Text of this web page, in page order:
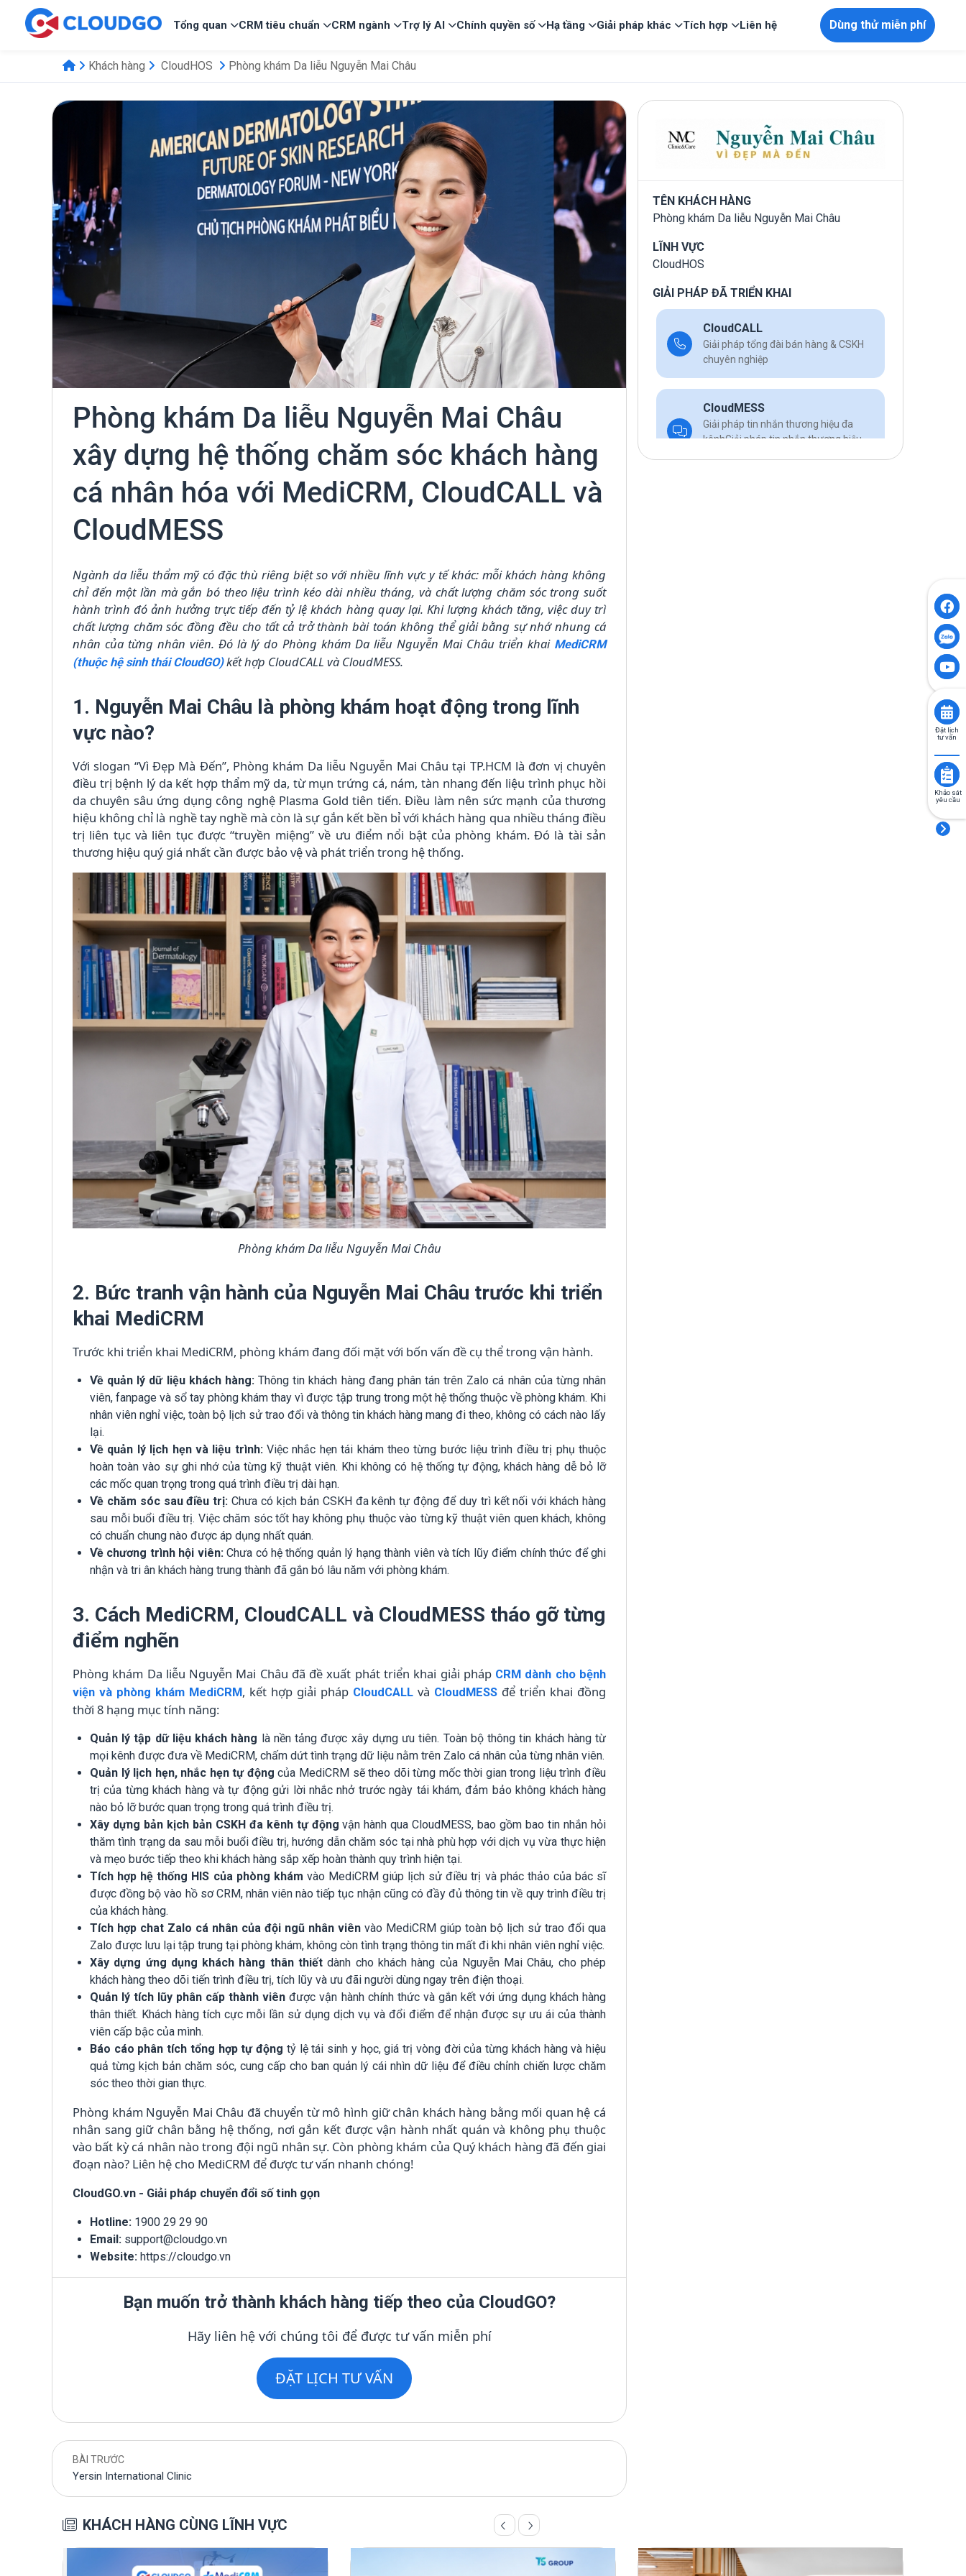
Tổng quan CRM tiêu chuẩn CRM ngành Trợ lý AI Chính quyền số Hạ tầng Giải pháp khác Tích hợp Liên hệ Dùng thử miễn phí
Khách hàng CloudHOS Phòng khám Da liễu Nguyễn Mai Châu
Phòng khám Da liễu Nguyễn Mai Châu
xây dựng hệ thống chăm sóc khách hàng
cá nhân hóa với MediCRM, CloudCALL và
CloudMESS
Ngành da liễu thẩm mỹ có đặc thù riêng biệt so với nhiều lĩnh vực y tế khác: mỗi khách hàng không
chỉ đến một lần mà gắn bó theo liệu trình kéo dài nhiều tháng, và chất lượng chăm sóc trong suốt
hành trình đó ảnh hưởng trực tiếp đến tỷ lệ khách hàng quay lại. Khi lượng khách tăng, việc duy trì
chất lượng chăm sóc đồng đều cho tất cả trở thành bài toán không thể giải bằng sự nhớ nhung cá
nhân của từng nhân viên. Đó là lý do Phòng khám Da liễu Nguyễn Mai Châu triển khai MediCRM
(thuộc hệ sinh thái CloudGO)kết hợp CloudCALL và CloudMESS.
1. Nguyễn Mai Châu là phòng khám hoạt động trong lĩnh
vực nào?
Với slogan “Vì Đẹp Mà Đến”, Phòng khám Da liễu Nguyễn Mai Châu tại TP.HCM là đơn vị chuyên
điều trị bệnh lý da kết hợp thẩm mỹ da, từ mụn trứng cá, nám, tàn nhang đến liệu trình phục hồi
da chuyên sâu ứng dụng công nghệ Plasma Gold tiên tiến. Điều làm nên sức mạnh của thương
hiệu không chỉ là nghề tay nghề mà còn là sự gắn kết bền bỉ với khách hàng qua nhiều tháng điều
trị liên tục và liên tục được “truyền miệng” về ưu điểm nổi bật của phòng khám. Đó là tài sản
thương hiệu quý giá nhất cần được bảo vệ và phát triển trong hệ thống.
Phòng khám Da liễu Nguyễn Mai Châu
2. Bức tranh vận hành của Nguyễn Mai Châu trước khi triển
khai MediCRM
Trước khi triển khai MediCRM, phòng khám đang đối mặt với bốn vấn đề cụ thể trong vận hành.
Về quản lý dữ liệu khách hàng:Thông tin khách hàng đang phân tán trên Zalo cá nhân của từng nhân
viên, fanpage và sổ tay phòng khám thay vì được tập trung trong một hệ thống thuộc về phòng khám. Khi
nhân viên nghỉ việc, toàn bộ lịch sử trao đổi và thông tin khách hàng mang đi theo, không có cách nào lấy
lại.
Về quản lý lịch hẹn và liệu trình:Việc nhắc hẹn tái khám theo từng bước liệu trình điều trị phụ thuộc
hoàn toàn vào sự ghi nhớ của từng kỹ thuật viên. Khi không có hệ thống tự động, khách hàng dễ bỏ lỡ
các mốc quan trọng trong quá trình điều trị dài hạn.
Về chăm sóc sau điều trị:Chưa có kịch bản CSKH đa kênh tự động để duy trì kết nối với khách hàng
sau mỗi buổi điều trị. Việc chăm sóc tốt hay không phụ thuộc vào từng kỹ thuật viên quen khách, không
có chuẩn chung nào được áp dụng nhất quán.
Về chương trình hội viên:Chưa có hệ thống quản lý hạng thành viên và tích lũy điểm chính thức để ghi
nhận và tri ân khách hàng trung thành đã gắn bó lâu năm với phòng khám.
3. Cách MediCRM, CloudCALL và CloudMESS tháo gỡ từng
điểm nghẽn
Phòng khám Da liễu Nguyễn Mai Châu đã đề xuất phát triển khai giải pháp CRM dành cho bệnh
viện và phòng khám MediCRM, kết hợp giải pháp CloudCALL và CloudMESS để triển khai đồng
thời 8 hạng mục tính năng:
Quản lý tập dữ liệu khách hàng là nền tảng được xây dựng ưu tiên. Toàn bộ thông tin khách hàng từ
mọi kênh được đưa về MediCRM, chấm dứt tình trạng dữ liệu nằm trên Zalo cá nhân của từng nhân viên.
Quản lý lịch hẹn, nhắc hẹn tự động của MediCRM sẽ theo dõi từng mốc thời gian trong liệu trình điều
trị của từng khách hàng và tự động gửi lời nhắc nhở trước ngày tái khám, đảm bảo không khách hàng
nào bỏ lỡ bước quan trọng trong quá trình điều trị.
Xây dựng bản kịch bản CSKH đa kênh tự động vận hành qua CloudMESS, bao gồm bao tin nhắn hỏi
thăm tình trạng da sau mỗi buổi điều trị, hướng dẫn chăm sóc tại nhà phù hợp với dịch vụ vừa thực hiện
và mẹo bước tiếp theo khi khách hàng sắp xếp hoàn thành quy trình hiện tại.
Tích hợp hệ thống HIS của phòng khám vào MediCRM giúp lịch sử điều trị và phác thảo của bác sĩ
được đồng bộ vào hồ sơ CRM, nhân viên nào tiếp tục nhận cũng có đầy đủ thông tin về quy trình điều trị
của khách hàng.
Tích hợp chat Zalo cá nhân của đội ngũ nhân viên vào MediCRM giúp toàn bộ lịch sử trao đổi qua
Zalo được lưu lại tập trung tại phòng khám, không còn tình trạng thông tin mất đi khi nhân viên nghỉ việc.
Xây dựng ứng dụng khách hàng thân thiết dành cho khách hàng của Nguyễn Mai Châu, cho phép
khách hàng theo dõi tiến trình điều trị, tích lũy và ưu đãi người dùng ngay trên điện thoại.
Quản lý tích lũy phân cấp thành viên được vận hành chính thức và gắn kết với ứng dụng khách hàng
thân thiết. Khách hàng tích cực mỗi lần sử dụng dịch vụ và đổi điểm để nhận được sự ưu ái của thành
viên cấp bậc của mình.
Báo cáo phân tích tổng hợp tự động tỷ lệ tái sinh y học, giá trị vòng đời của từng khách hàng và hiệu
quả từng kịch bản chăm sóc, cung cấp cho ban quản lý cái nhìn dữ liệu để điều chỉnh chiến lược chăm
sóc theo thời gian thực.
Phòng khám Nguyễn Mai Châu đã chuyển từ mô hình giữ chân khách hàng bằng mối quan hệ cá
nhân sang giữ chân bằng hệ thống, nơi gắn kết được vận hành nhất quán và không phụ thuộc
vào bất kỳ cá nhân nào trong đội ngũ nhân sự. Còn phòng khám của Quý khách hàng đã đến giai
đoạn nào? Liên hệ cho MediCRM để được tư vấn nhanh chóng!
CloudGO.vn - Giải pháp chuyển đổi số tinh gọn
Hotline: 1900 29 29 90
Email: support@cloudgo.vn
Website: https://cloudgo.vn
Bạn muốn trở thành khách hàng tiếp theo của CloudGO?
Hãy liên hệ với chúng tôi để được tư vấn miễn phí
ĐẶT LỊCH TƯ VẤN
BÀI TRƯỚC
Yersin International Clinic
TÊN KHÁCH HÀNG
Phòng khám Da liễu Nguyễn Mai Châu
LĨNH VỰC
CloudHOS
GIẢI PHÁP ĐÃ TRIỂN KHAI
CloudCALL
Giải pháp tổng đài bán hàng & CSKH
chuyên nghiệp
CloudMESS
Giải pháp tin nhắn thương hiệu đa
kênhGiải pháp tin nhắn thương hiệu
KHÁCH HÀNG CÙNG LĨNH VỰC
Đặt lịch
tư vấn
Khảo sát
yêu cầu